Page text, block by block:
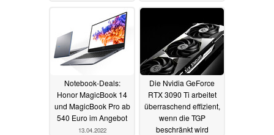
18.04.2022
Notebook-Deals:
Honor MagicBook 14
und MagicBook Pro ab
540 Euro im Angebot
13.04.2022
Die Nvidia GeForce
RTX 3090 Ti arbeitet
überraschend effizient,
wenn die TGP
beschränkt wird